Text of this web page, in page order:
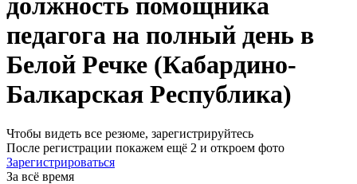
должность помощника
педагога на полный день в
Белой Речке (Кабардино-
Балкарская Республика)
Чтобы видеть все резюме, зарегистрируйтесь
После регистрации покажем ещё 2 и откроем фото
Зарегистрироваться
За всё время